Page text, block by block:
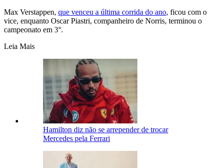
Max Verstappen, que venceu a última corrida do ano, ficou com o
vice, enquanto Oscar Piastri, companheiro de Norris, terminou o
campeonato em 3°.
Leia Mais
Hamilton diz não se arrepender de trocar
Mercedes pela Ferrari